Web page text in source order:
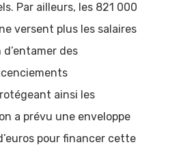
Par ailleurs, les 821 000
versent plus les salaires
d’entamer des
ainsi les
a prévu une enveloppe
pour financer cette